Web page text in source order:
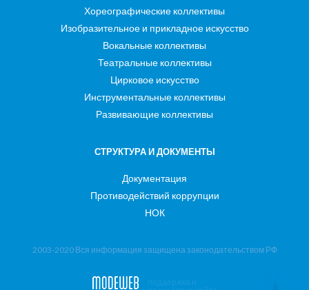
Хореографические коллективы
Изобразительное и прикладное искусство
Вокальные коллективы
Театральные коллективы
Цирковое искусство
Инструментальные коллективы
Развивающие коллективы
СТРУКТУРА И ДОКУМЕНТЫ
Документация
Противодействий коррупции
НОК
2003-2020 Вся информация защищена законодательством РФ
поддержка и